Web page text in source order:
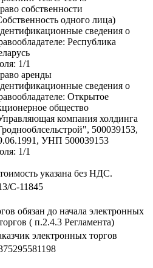
собственности
одного лица)
сведения о
Республика
1/1
аренды
сведения о
Открытое
общество
компания холдинга
500039153,
УНП 500039153
1/1
указана без НДС.
C-11845
обязан до начала электронных
( п.2.4.3 Регламента)
электронных торгов